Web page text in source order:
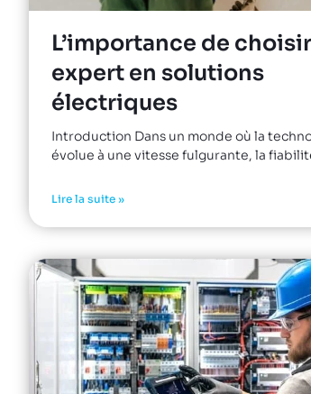
L’importance de
expert en solutions
électriques
Introduction Dans un monde où la
évolue à une vitesse fulgurante, la
Lire la suite »